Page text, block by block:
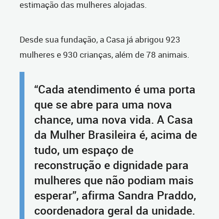
estimação das mulheres alojadas.
Desde sua fundação, a Casa já abrigou 923
mulheres e 930 crianças, além de 78 animais.
“Cada atendimento é uma porta
que se abre para uma nova
chance, uma nova vida. A Casa
da Mulher Brasileira é, acima de
tudo, um espaço de
reconstrução e dignidade para
mulheres que não podiam mais
esperar”, afirma Sandra Praddo,
coordenadora geral da unidade.